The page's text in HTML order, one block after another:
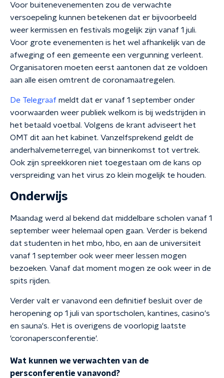
Voor buitenevenementen zou de verwachte
versoepeling kunnen betekenen dat er bijvoorbeeld
weer kermissen en festivals mogelijk zijn vanaf 1 juli.
Voor grote evenementen is het wel afhankelijk van de
afweging of een gemeente een vergunning verleent.
Organisatoren moeten eerst aantonen dat ze voldoen
aan alle eisen omtrent de coronamaatregelen.
De Telegraaf meldt dat er vanaf 1 september onder
voorwaarden weer publiek welkom is bij wedstrijden in
het betaald voetbal. Volgens de krant adviseert het
OMT dit aan het kabinet. Vanzelfsprekend geldt de
anderhalvemeterregel, van binnenkomst tot vertrek.
Ook zijn spreekkoren niet toegestaan om de kans op
verspreiding van het virus zo klein mogelijk te houden.
Onderwijs
Maandag werd al bekend dat middelbare scholen vanaf 1
september weer helemaal open gaan. Verder is bekend
dat studenten in het mbo, hbo, en aan de universiteit
vanaf 1 september ook weer meer lessen mogen
bezoeken. Vanaf dat moment mogen ze ook weer in de
spits rijden.
Verder valt er vanavond een definitief besluit over de
heropening op 1 juli van sportscholen, kantines, casino's
en sauna's. Het is overigens de voorlopig laatste
'coronapersconferentie'.
Wat kunnen we verwachten van de
persconferentie vanavond?